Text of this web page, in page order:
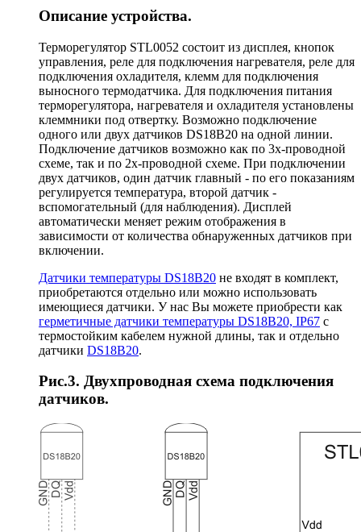
Описание устройства.
Терморегулятор STL0052 состоит из дисплея, кнопок
управления, реле для подключения нагревателя, реле для
подключения охладителя, клемм для подключения
выносного термодатчика. Для подключения питания
терморегулятора, нагревателя и охладителя установлены
клеммники под отвертку. Возможно подключение
одного или двух датчиков DS18B20 на одной линии.
Подключение датчиков возможно как по 3х-проводной
схеме, так и по 2х-проводной схеме. При подключении
двух датчиков, один датчик главный - по его показаниям
регулируется температура, второй датчик -
вспомогательный (для наблюдения). Дисплей
автоматически меняет режим отображения в
зависимости от количества обнаруженных датчиков при
включении.
Датчики температуры DS18B20 не входят в комплект,
приобретаются отдельно или можно использовать
имеющиеся датчики. У нас Вы можете приобрести как
герметичные датчики температуры DS18B20, IP67 с
термостойким кабелем нужной длины, так и отдельно
датчики DS18B20.
Рис.3. Двухпроводная схема подключения
датчиков.